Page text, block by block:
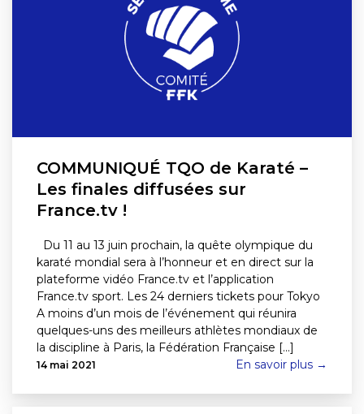
COMMUNIQUÉ TQO de Karaté –
Les finales diffusées sur
France.tv !
Du 11 au 13 juin prochain, la quête olympique du
karaté mondial sera à l’honneur et en direct sur la
plateforme vidéo France.tv et l’application
France.tv sport. Les 24 derniers tickets pour Tokyo
A moins d’un mois de l’événement qui réunira
quelques-uns des meilleurs athlètes mondiaux de
la discipline à Paris, la Fédération Française [...]
14 mai 2021 En savoir plus →